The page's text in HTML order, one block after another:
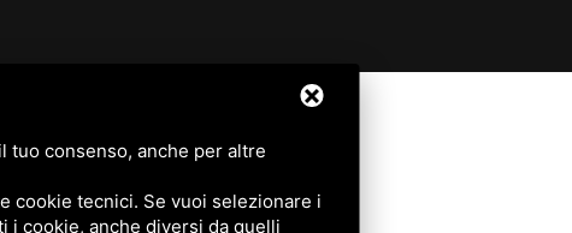
consenso, anche per altre
cookie tecnici. Se vuoi selezionare i
i cookie, anche diversi da quelli